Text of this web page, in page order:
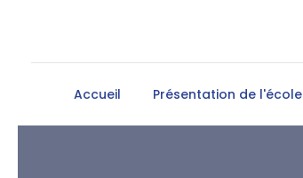
Accueil Présentation de l'école